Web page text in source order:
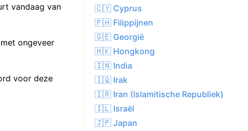
vandaag van
ongeveer
voor deze
🇨🇾 Cyprus
🇵🇭 Filippijnen
🇬🇪 Georgië
🇭🇰 Hongkong
🇮🇳 India
🇮🇶 Irak
🇮🇷 Iran (Islamitische Republiek)
🇮🇱 Israël
🇯🇵 Japan